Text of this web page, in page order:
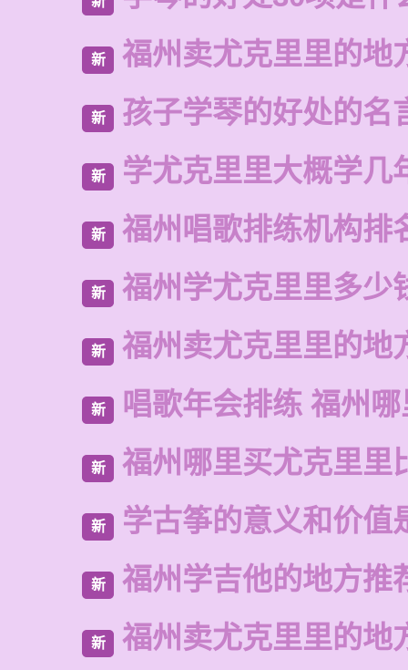
新 福州卖尤克里里的地
新 孩子学琴的好处的名
新 学尤克里里大概学几
新 福州唱歌排练机构排
新 福州学尤克里里多少
新 福州卖尤克里里的地
新 唱歌年会排练 福州
新 福州哪里买尤克里里
新 学古筝的意义和价值
新 福州学吉他的地方推
新 福州卖尤克里里的地